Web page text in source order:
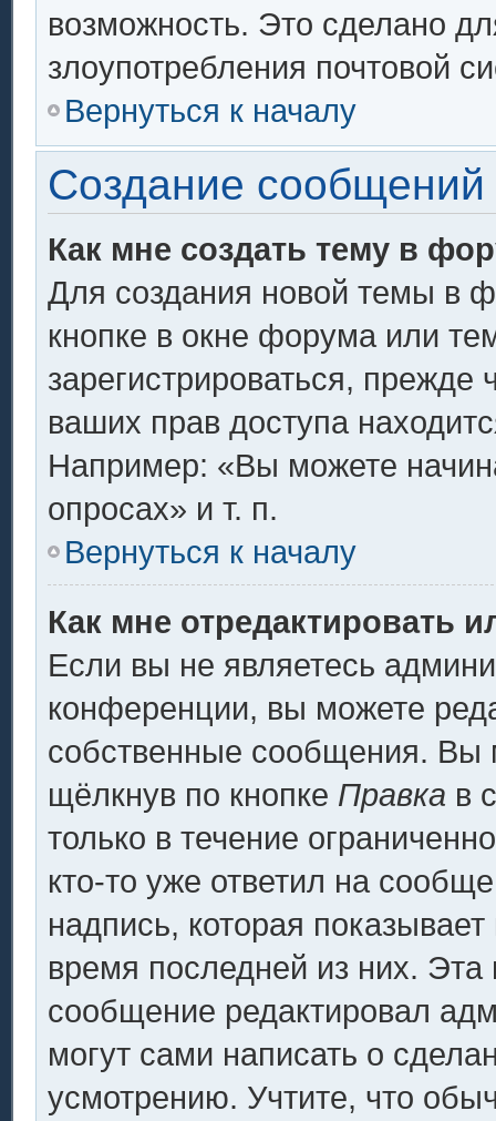
возможность. Это сделано
злоупотребления почтовой
Вернуться к началу
Создание сообщений
Как мне создать тему в
Для создания новой темы в
кнопке в окне форума или
зарегистрироваться,
ваших прав доступа
Например: «Вы можете
опросах» и т. п.
Вернуться к началу
Как мне отредактировать
Если вы не являетесь
конференции, вы можете
собственные сообщения. Вы
щёлкнув по кнопке Правка в
только в течение
кто-то уже ответил на
надпись, которая
время последней из них.
сообщение редактировал
могут сами написать о
усмотрению. Учтите, что